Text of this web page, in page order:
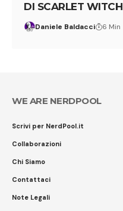
DI SCARLET WITCH
Daniele Baldacci 6 Min
WE ARE NERDPOOL
Scrivi per NerdPool.it
Collaborazioni
Chi Siamo
Contattaci
Note Legali